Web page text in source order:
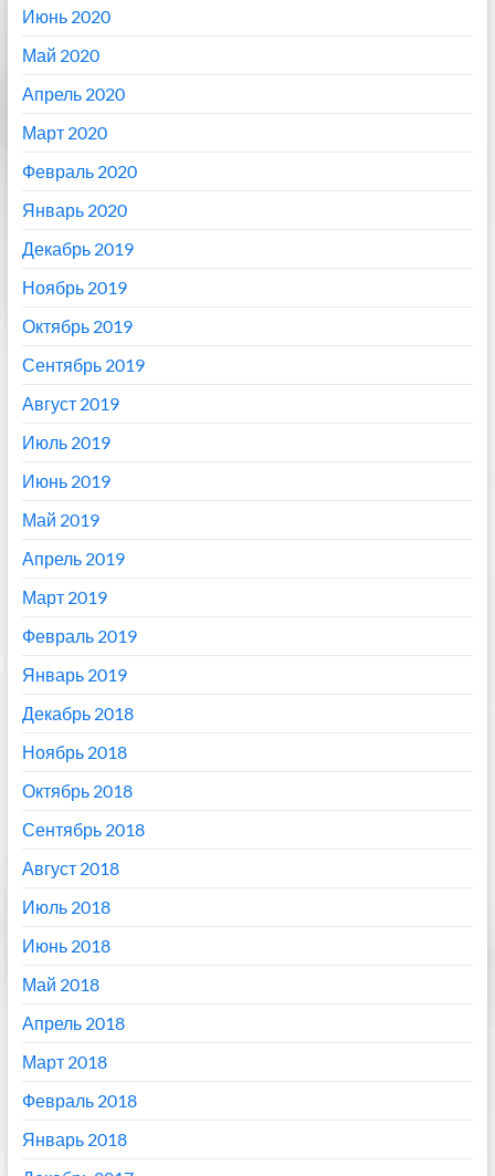
Июнь 2020
Май 2020
Апрель 2020
Март 2020
Февраль 2020
Январь 2020
Декабрь 2019
Ноябрь 2019
Октябрь 2019
Сентябрь 2019
Август 2019
Июль 2019
Июнь 2019
Май 2019
Апрель 2019
Март 2019
Февраль 2019
Январь 2019
Декабрь 2018
Ноябрь 2018
Октябрь 2018
Сентябрь 2018
Август 2018
Июль 2018
Июнь 2018
Май 2018
Апрель 2018
Март 2018
Февраль 2018
Январь 2018